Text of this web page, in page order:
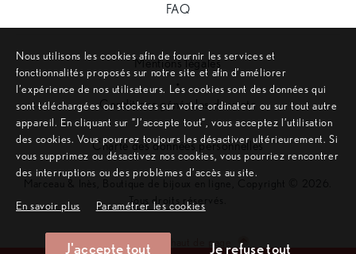
FAQ
Mentions légales
•
Conditions générales de vente
•
Charte des données personnelles
Marceau & Inès, Boutique de bijoux en ligne, Copyright © 2026.
Tous droits réservés.
Remonter en haut de page
Nous utilisons les cookies afin de fournir les services et
fonctionnalités proposés sur notre site et afin d’améliorer
l’expérience de nos utilisateurs. Les cookies sont des données qui
sont téléchargées ou stockées sur votre ordinateur ou sur tout autre
appareil. En cliquant sur ”J’accepte tout”, vous acceptez l’utilisation
des cookies. Vous pourrez toujours les désactiver ultérieurement. Si
vous supprimez ou désactivez nos cookies, vous pourriez rencontrer
des interruptions ou des problèmes d’accès au site.
En savoir plus Paramétrer les cookies
J'accepte tout Je refuse tout